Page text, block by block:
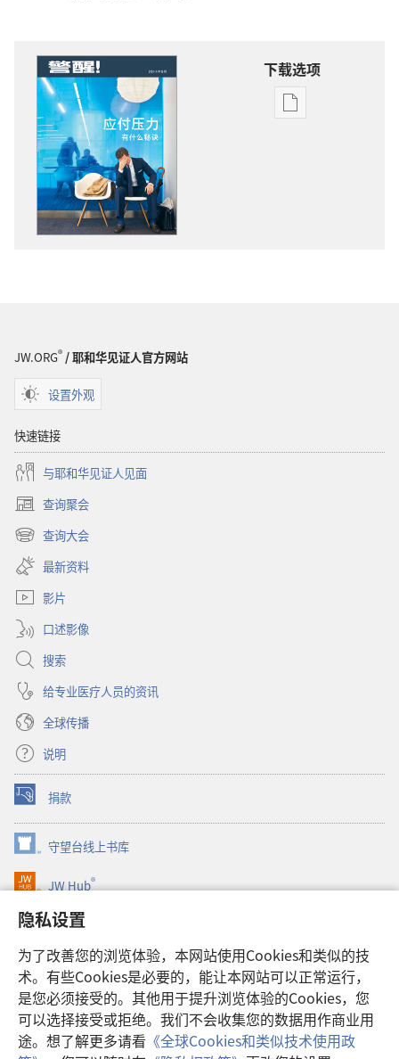
隐私设置
为了改善您的浏览体验，本网站使用Cookies和类似的技
术。有些Cookies是必要的，能让本网站可以正常运行，
是您必须接受的。其他用于提升浏览体验的Cookies，您
可以选择接受或拒绝。我们不会收集您的数据用作商业用
途。想了解更多请看 《全球Cookies和类似技术使用政
下载选项
电
什
JW.ORG®/ 耶和华见证人官方网站
设置外观
快速链接
与耶和华见证人见面
查询聚会
（打
开
新
窗
口）
查询大会
（打
开
新
窗
最新资料
影片
口述影像
搜索
给专业医疗人员的资讯
全球传播
说明
捐款
（打
开
新
窗
口）
守望台线上书库
（打
开
新
口）
JW Hub®
（打
开
新
口）
JW Library®
Watchtower Library
Copyright© 2026 Watch Tower Bible and Tract Society of Pennsylvania.